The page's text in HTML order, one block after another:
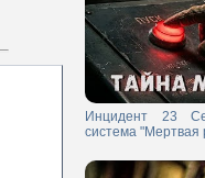
Инцидент 23
система "Мертвая